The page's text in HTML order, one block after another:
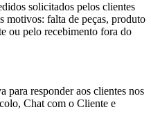
solicitados pelos clientes
motivos: falta de peças, produto
ou pelo recebimento fora do
para responder aos clientes nos
Chat com o Cliente e